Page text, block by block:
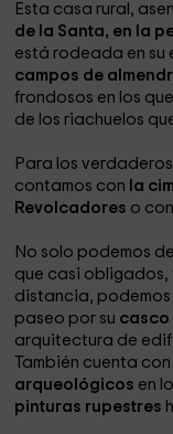
Esta casa rural,
de la Santa, en la
está rodeada en su
campos de
frondosos en los
de los riachuelos
Para los
contamos con la
Revolcadores o
No solo podemos
que casi obligados,
distancia,
paseo por su casco
arquitectura de
También cuenta con
arqueológicos en
pinturas rupestres